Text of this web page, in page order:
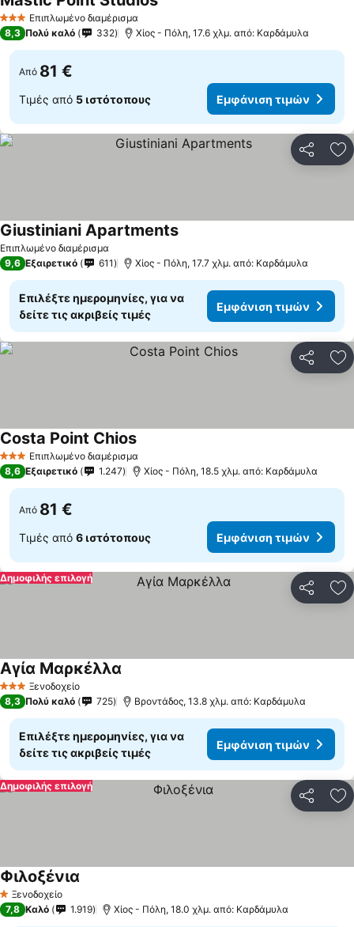
3 ΑστέριαΕπιπλωμένο διαμέρισμα
8,3 Πολύ καλό 332 Χίος - Πόλη, 17.6 χλμ. από: Καρδάμυλα
Από 81 €
Τιμές από 5 ιστότοπους Εμφάνιση τιμών
Επιπλωμένο διαμέρισμα
Giustiniani Apartments
9,6 Εξαιρετικό 611 Χίος - Πόλη, 17.7 χλμ. από: Καρδάμυλα
Επιλέξτε ημερομηνίες, για να
δείτε τις ακριβείς τιμές
Εμφάνιση τιμών
3 ΑστέριαΕπιπλωμένο διαμέρισμα
Costa Point Chios
8,6 Εξαιρετικό 1.247 Χίος - Πόλη, 18.5 χλμ. από: Καρδάμυλα
Από 81 €
Τιμές από 6 ιστότοπους Εμφάνιση τιμών
Δημοφιλής επιλογή
3 ΑστέριαΞενοδοχείο
Αγία Μαρκέλλα
8,3 Πολύ καλό 725 Bροντάδος, 13.8 χλμ. από: Καρδάμυλα
Επιλέξτε ημερομηνίες, για να
δείτε τις ακριβείς τιμές
Εμφάνιση τιμών
Δημοφιλής επιλογή
1 Αστέρια
Ξενοδοχείο
Φιλοξένια
7,8 Καλό 1.919 Χίος - Πόλη, 18.0 χλμ. από: Καρδάμυλα